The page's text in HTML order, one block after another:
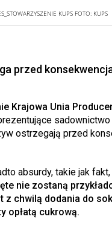
KUPS FOTO: KUPS
przed
Krajowa Unia
ostrzegają przed
absurdy, takie jak
nie zostaną
z chwilą dodania do
opłatą cukrową.